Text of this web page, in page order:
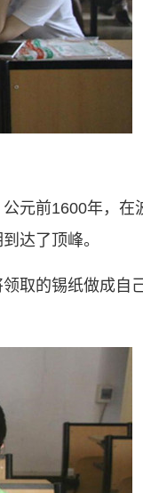
元前1600年，在
达了顶峰。
取的锡纸做成自